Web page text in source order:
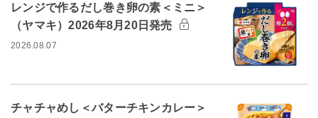
レンジで作るだし巻き卵の素＜ミニ＞
（ヤマキ）2026年8月20日発売
2026.08.07
チャチャめし＜バターチキンカレー＞